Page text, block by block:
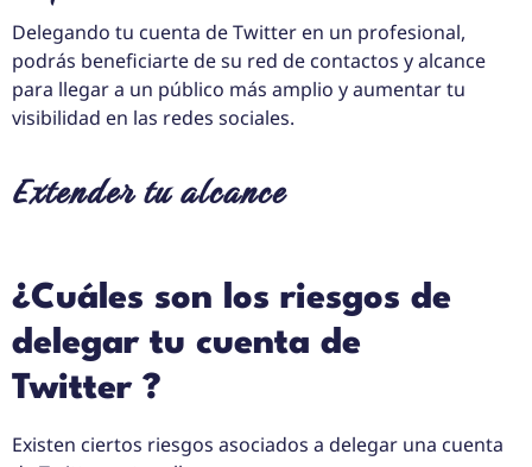
Delegando tu cuenta de Twitter en un profesional,
podrás beneficiarte de su red de contactos y alcance
para llegar a un público más amplio y aumentar tu
visibilidad en las redes sociales.
Extender tu alcance
¿Cuáles son los riesgos de
delegar tu cuenta de
Twitter ?
Existen ciertos riesgos asociados a delegar una cuenta